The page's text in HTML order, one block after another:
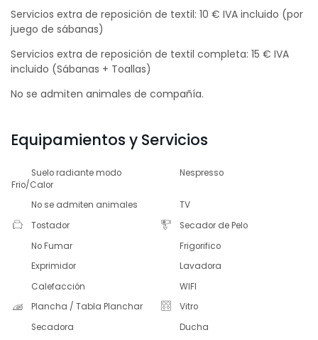
Servicios extra de reposición de textil: 10 € IVA incluido (por
juego de sábanas)
Servicios extra de reposición de textil completa: 15 € IVA
incluido (Sábanas + Toallas)
No se admiten animales de compañía.
Equipamientos y Servicios
Suelo radiante modo
Frio/Calor
Nespresso
No se admiten animales
TV
Tostador
Secador de Pelo
No Fumar
Frigorifico
Exprimidor
Lavadora
Calefacción
WIFI
Plancha / Tabla Planchar
Vitro
Secadora
Ducha